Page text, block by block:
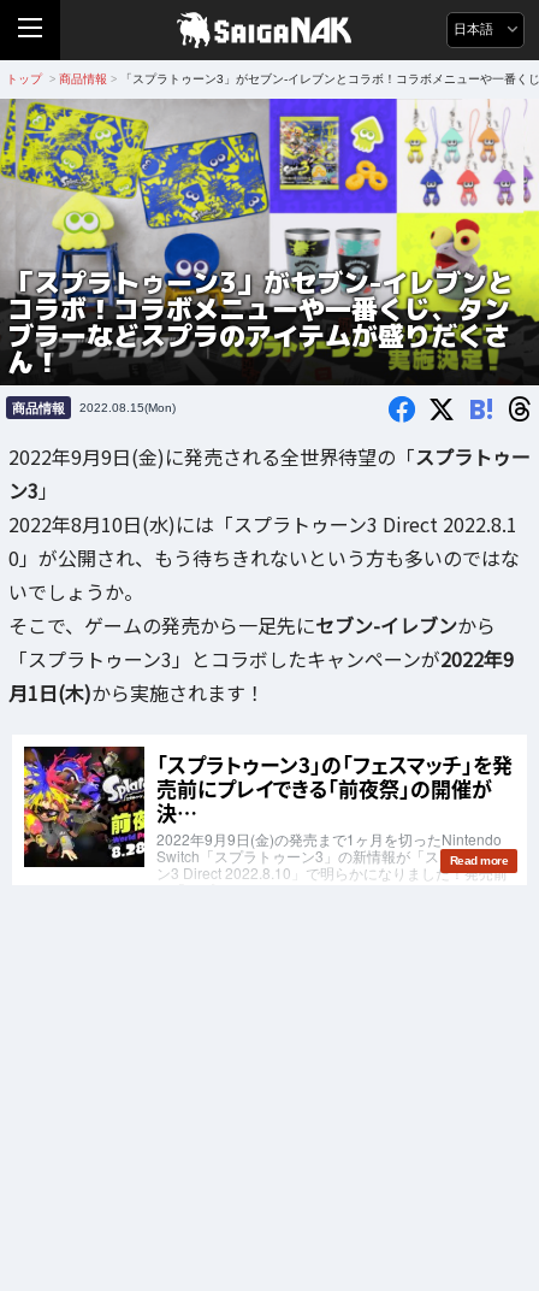
日本語
トップ > 商品情報 > 「スプラトゥーン3」がセブン-イレブンとコラボ！コラボメニューや一番
「スプラトゥーン3」がセブン-イレブンと
コラボ！コラボメニューや一番くじ、タン
ブラーなどスプラのアイテムが盛りだくさ
ん！
商品情報 2022.08.15(Mon) B!
2022年9月9日(金)に発売される全世界待望の「スプラトゥー
ン3 」
2022年8月10日(水)には「スプラトゥーン3 Direct 2022.8.1
0」が公開され、もう待ちきれないという方も多いのではな
いでしょうか。
そこで、ゲームの発売から一足先にセブン-イレブンから
「スプラトゥーン3」とコラボしたキャンペーンが2022年9
月1日(木)から実施されます！